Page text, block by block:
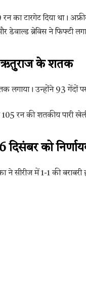
का टारगेट दिया था।
डेवाल्ड ब्रेविस ने फिफ्टी
ऋतुराज के शतक
लगाया। उन्होंने 93
105 रन की शतकीय पारी
दिसंबर को
सीरीज में 1-1 की